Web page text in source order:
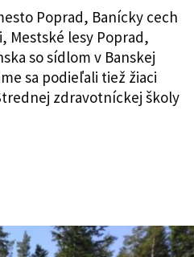
Poprad, Banícky cech
Mestské lesy Poprad,
so sídlom v Banskej
sa podieľali tiež žiaci
zdravotníckej školy